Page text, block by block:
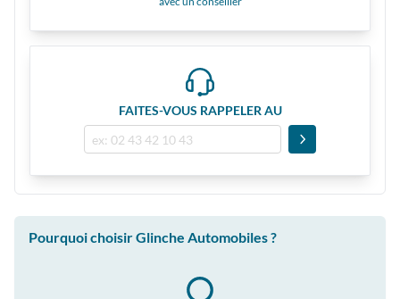
FAITES-VOUS RAPPELER AU
Pourquoi choisir Glinche Automobiles ?